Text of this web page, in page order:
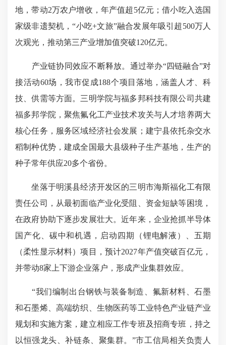
地，带动2万农户增收，年产值超5亿元；借小吃入选国
家级非遗契机，“小吃+文旅”融合发展年吸引超500万人
次观光，推动第三产业增加值突破120亿元。
产业链协同效应不断释放。通过举办“四链融合”对
接活动60场，我市促成188个项目落地，涵盖人才、科
技、供需等方面。三明学院与福多邦科技有限公司共建
福多邦学院，聚焦氟化工产业技术攻关与人才培养两大
核心任务，服务区域经济社会发展；建宁县依托杂交水
稻制种优势，建成全国最大县级种子生产基地，生产的
种子常年供应20多个省份。
坐落于明溪县经济开发区的三明市海斯福化工有限
责任公司，从最初面临产业化受阻、资金短缺等困境，
在政府协助下逐步发展壮大。近年来，企业抢抓半导体
国产化、碳中和机遇，启动四期（锂电解液）、五期
（柔性显示材料）项目，预计2027年产值突破百亿元，
并带动8家上下游企业落户，形成产业集群效应。
“我们编制出台钢铁与装备制造、氟新材料、石墨
和石墨烯、高端纺织、生物医药等工业特色产业链产业
规划和实施方案，建立相应工作专班及招商专班，持之
以恒强龙头、补链条、聚集群。”市工信局相关负责人